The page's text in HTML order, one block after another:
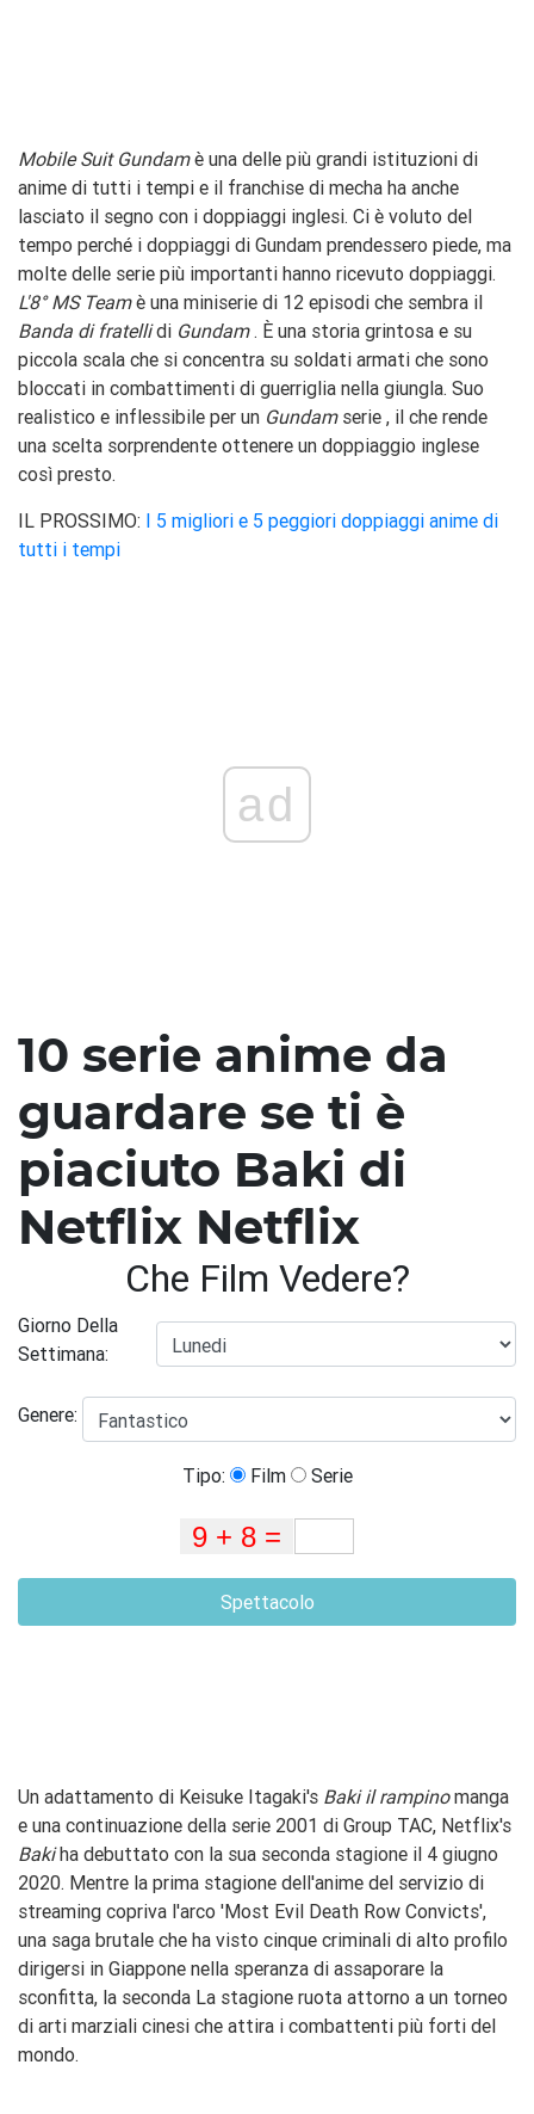
Mobile Suit Gundam è una delle più grandi istituzioni di
anime di tutti i tempi e il franchise di mecha ha anche
lasciato il segno con i doppiaggi inglesi. Ci è voluto del
tempo perché i doppiaggi di Gundam prendessero piede, ma
molte delle serie più importanti hanno ricevuto doppiaggi.
L'8° MS Team è una miniserie di 12 episodi che sembra il
Banda di fratelli di Gundam . È una storia grintosa e su
piccola scala che si concentra su soldati armati che sono
bloccati in combattimenti di guerriglia nella giungla. Suo
realistico e inflessibile per un Gundam serie , il che rende
una scelta sorprendente ottenere un doppiaggio inglese
così presto.
IL PROSSIMO: I 5 migliori e 5 peggiori doppiaggi anime di
tutti i tempi
ad
10 serie anime da
guardare se ti è
piaciuto Baki di
Netflix Netflix
Che Film Vedere?
Giorno Della
Settimana:
Genere:
Tipo: Film Serie
Spettacolo
Un adattamento di Keisuke Itagaki's Baki il rampinomanga
e una continuazione della serie 2001 di Group TAC, Netflix's
Bakiha debuttato con la sua seconda stagione il 4 giugno
2020. Mentre la prima stagione dell'anime del servizio di
streaming copriva l'arco 'Most Evil Death Row Convicts',
una saga brutale che ha visto cinque criminali di alto profilo
dirigersi in Giappone nella speranza di assaporare la
sconfitta, la seconda La stagione ruota attorno a un torneo
di arti marziali cinesi che attira i combattenti più forti del
mondo.